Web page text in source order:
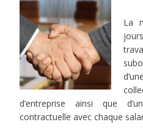
La
d’entreprise ainsi que
contractuelle avec chaque